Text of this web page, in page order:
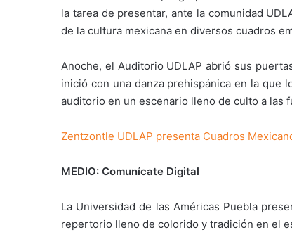
la tarea de presentar, ante la comunidad
de la cultura mexicana en diversos cuadros
Anoche, el Auditorio UDLAP abrió sus
inició con una danza prehispánica en la que
auditorio en un escenario lleno de culto a las
Zentzontle UDLAP presenta Cuadros
MEDIO: Comunícate Digital
La Universidad de las Américas Puebla
repertorio lleno de colorido y tradición en el